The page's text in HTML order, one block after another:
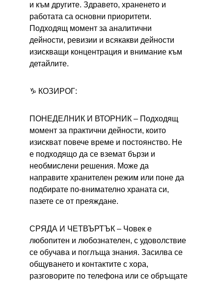
и към другите. Здравето, храненето и
работата са основни приоритети.
Подходящ момент за аналитични
дейности, ревизии и всякакви дейности
изискващи концентрация и внимание към
детайлите.
♑ КОЗИРОГ:
ПОНЕДЕЛНИК И ВТОРНИК – Подходящ
момент за практични дейности, които
изискват повече време и постоянство. Не
е подходящо да се вземат бързи и
необмислени решения. Може да
направите хранителен режим или поне да
подбирате по-внимателно храната си,
пазете се от преяждане.
СРЯДА И ЧЕТВЪРТЪК – Човек е
любопитен и любознателен, с удоволствие
се обучава и поглъща знания. Засилва се
общуването и контактите с хора,
разговорите по телефона или се обръщате